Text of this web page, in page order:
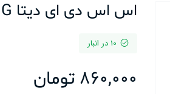
اس اس دی ای دیتا PCIE M2 2280 SWORDFISH 250G
10 در انبار
860,000 تومان